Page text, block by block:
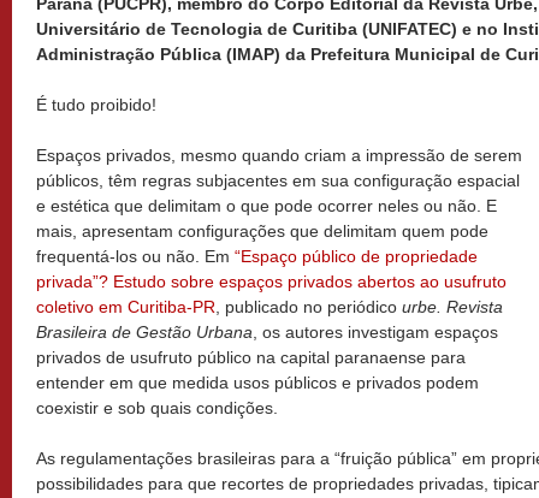
Universitário de Tecnologia de Curitiba (UNIFATEC) e no
Administração Pública (IMAP) da Prefeitura Municipal de
É tudo proibido!
Espaços privados, mesmo quando criam a impressão de serem
públicos, têm regras subjacentes em sua configuração espacial
e estética que delimitam o que pode ocorrer neles ou não. E
mais, apresentam configurações que delimitam quem pode
frequentá-los ou não. Em “Espaço público de propriedade
privada”? Estudo sobre espaços privados abertos ao usufruto
coletivo em Curitiba-PR , publicado no periódico urbe. Revista
Brasileira de Gestão Urbana , os autores investigam espaços
privados de usufruto público na capital paranaense para
entender em que medida usos públicos e privados podem
coexistir e sob quais condições.
As regulamentações brasileiras para a “fruição pública” em
possibilidades para que recortes de propriedades privadas,